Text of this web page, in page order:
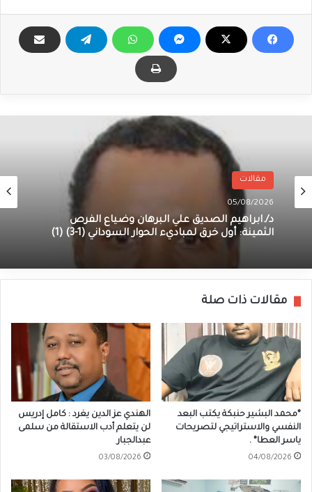
مقالات
05/08/2026
د/.ابراهيم الصديق علي البرهان وضياع الفرص
الثمينة: أول خرق لمباديء الحوار السوداني (1-3) (1)
مقالات ذات صلة
*محمد البشير حنبكة يكتب البعد
النفسي والاستراتيجي لتصريحات
ياسر العطا* .
04/08/2026
الهندي عز الدين يغرد : كامل إدريس
لن يتعلم أدب الاستقالة من سلمى
عبدالجبار
03/08/2026